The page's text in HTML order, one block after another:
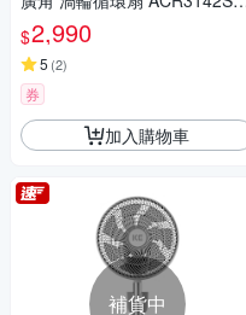
$2,990
5 (2)
券
加入購物車
補貨中